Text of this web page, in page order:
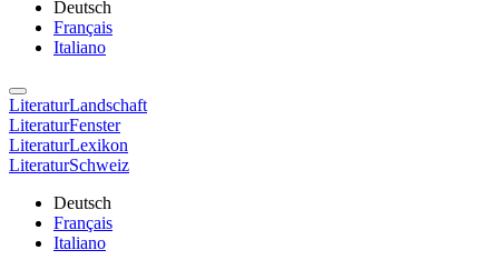
Deutsch
Français
Italiano
LiteraturLandschaft
LiteraturFenster
LiteraturLexikon
LiteraturSchweiz
Deutsch
Français
Italiano